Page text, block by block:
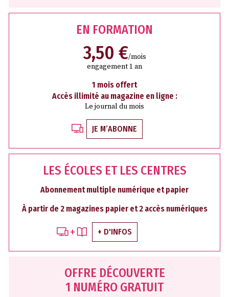
EN FORMATION
3,50 €/mois
engagement 1 an
1 mois offert
Accès illimité au magazine en ligne :
Le journal du mois
JE M’ABONNE
LES ÉCOLES ET LES CENTRES
Abonnement multiple numérique et papier
À partir de 2 magazines papier et 2 accès numériques
+ D'INFOS
OFFRE DÉCOUVERTE
1 NUMÉRO GRATUIT